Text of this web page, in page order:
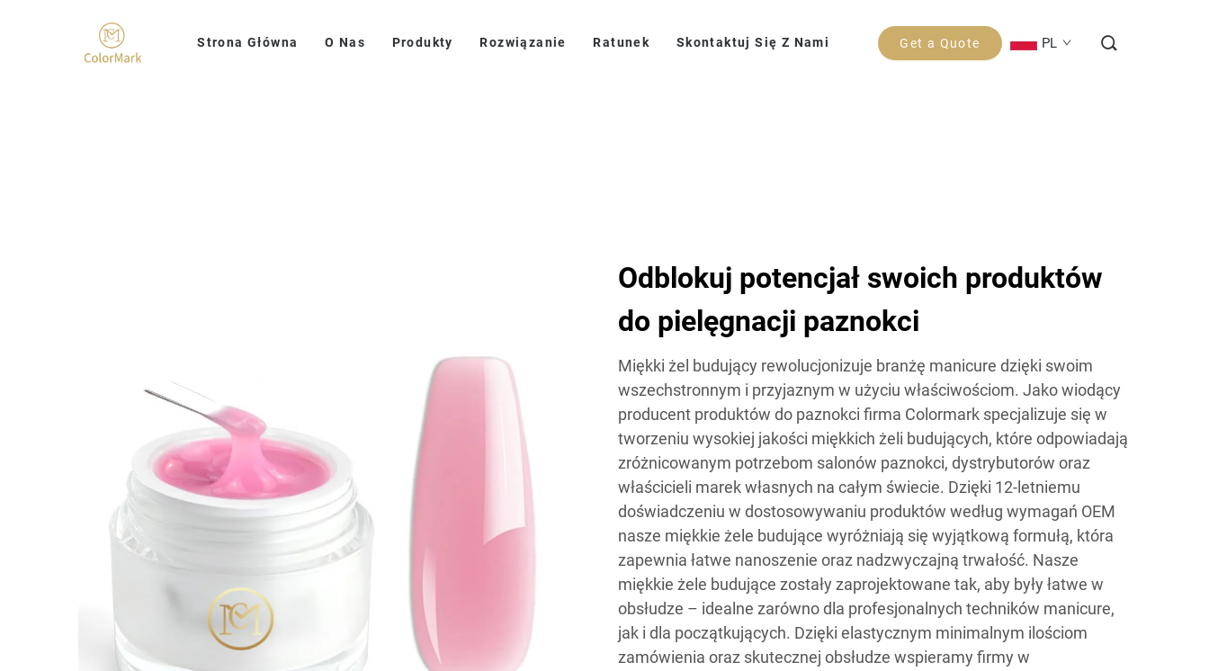
Strona Główna O Nas Produkty Rozwiązanie Ratunek Skontaktuj Się Z Nami Get a Quote PL
Odblokuj potencjał swoich produktów
do pielęgnacji paznokci
Miękki żel budujący rewolucjonizuje branżę manicure dzięki swoim
wszechstronnym i przyjaznym w użyciu właściwościom. Jako wiodący
producent produktów do paznokci firma Colormark specjalizuje się w
tworzeniu wysokiej jakości miękkich żeli budujących, które odpowiadają
zróżnicowanym potrzebom salonów paznokci, dystrybutorów oraz
właścicieli marek własnych na całym świecie. Dzięki 12-letniemu
doświadczeniu w dostosowywaniu produktów według wymagań OEM
nasze miękkie żele budujące wyróżniają się wyjątkową formułą, która
zapewnia łatwe nanoszenie oraz nadzwyczajną trwałość. Nasze
miękkie żele budujące zostały zaprojektowane tak, aby były łatwe w
obsłudze – idealne zarówno dla profesjonalnych techników manicure,
jak i dla początkujących. Dzięki elastycznym minimalnym ilościom
zamówienia oraz skutecznej obsłudze wspieramy firmy w